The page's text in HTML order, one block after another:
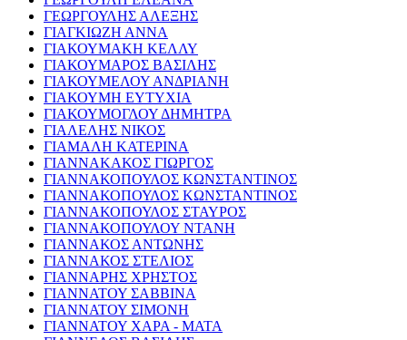
ΓΕΩΡΓΟΥΛΗΣ ΑΛΕΞΗΣ
ΓΙΑΓΚΙΩΖΗ ΑΝΝΑ
ΓΙΑΚΟΥΜΑΚΗ ΚΕΛΛΥ
ΓΙΑΚΟΥΜΑΡΟΣ ΒΑΣΙΛΗΣ
ΓΙΑΚΟΥΜΕΛΟΥ ΑΝΔΡΙΑΝΗ
ΓΙΑΚΟΥΜΗ ΕΥΤΥΧΙΑ
ΓΙΑΚΟΥΜΟΓΛΟΥ ΔΗΜΗΤΡΑ
ΓΙΑΛΕΛΗΣ ΝΙΚΟΣ
ΓΙΑΜΑΛΗ ΚΑΤΕΡΙΝΑ
ΓΙΑΝΝΑΚΑΚΟΣ ΓΙΩΡΓΟΣ
ΓΙΑΝΝΑΚΟΠΟΥΛΟΣ ΚΩΝΣΤΑΝΤΙΝΟΣ
ΓΙΑΝΝΑΚΟΠΟΥΛΟΣ ΚΩΝΣΤΑΝΤΙΝΟΣ
ΓΙΑΝΝΑΚΟΠΟΥΛΟΣ ΣΤΑΥΡΟΣ
ΓΙΑΝΝΑΚΟΠΟΥΛΟΥ ΝΤΑΝΗ
ΓΙΑΝΝΑΚΟΣ ΑΝΤΩΝΗΣ
ΓΙΑΝΝΑΚΟΣ ΣΤΕΛΙΟΣ
ΓΙΑΝΝΑΡΗΣ ΧΡΗΣΤΟΣ
ΓΙΑΝΝΑΤΟΥ ΣΑΒΒΙΝΑ
ΓΙΑΝΝΑΤΟΥ ΣΙΜΟΝΗ
ΓΙΑΝΝΑΤΟΥ ΧΑΡΑ - ΜΑΤΑ